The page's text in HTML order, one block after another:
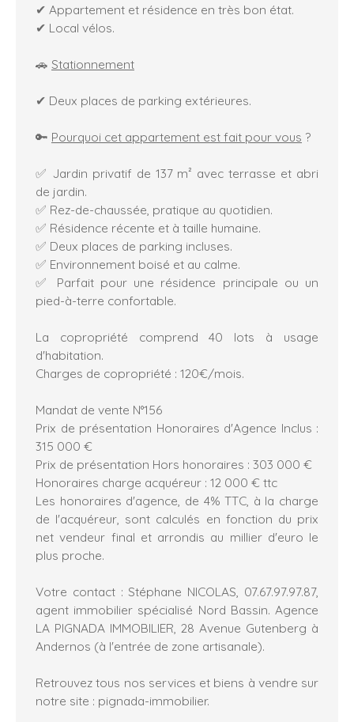
✔ Appartement et résidence en très bon état.
✔ Local vélos.
🚗 Stationnement
✔ Deux places de parking extérieures.
🔑 Pourquoi cet appartement est fait pour vous ?
✅ Jardin privatif de 137 m² avec terrasse et abri
de jardin.
✅ Rez-de-chaussée, pratique au quotidien.
✅ Résidence récente et à taille humaine.
✅ Deux places de parking incluses.
✅ Environnement boisé et au calme.
✅ Parfait pour une résidence principale ou un
pied-à-terre confortable.
La copropriété comprend 40 lots à usage
d'habitation.
Charges de copropriété : 120€/mois.
Mandat de vente N°156
Prix de présentation Honoraires d'Agence Inclus :
315 000 €
Prix de présentation Hors honoraires : 303 000 €
Honoraires charge acquéreur : 12 000 € ttc
Les honoraires d'agence, de 4% TTC, à la charge
de l'acquéreur, sont calculés en fonction du prix
net vendeur final et arrondis au millier d'euro le
plus proche.
Votre contact : Stéphane NICOLAS, 07.67.97.97.87,
agent immobilier spécialisé Nord Bassin. Agence
LA PIGNADA IMMOBILIER, 28 Avenue Gutenberg à
Andernos (à l'entrée de zone artisanale).
Retrouvez tous nos services et biens à vendre sur
notre site : pignada-immobilier.